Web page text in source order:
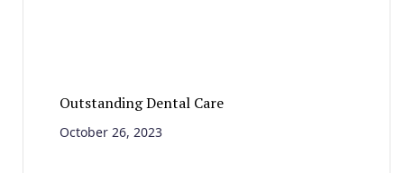
Outstanding Dental Care
October 26, 2023